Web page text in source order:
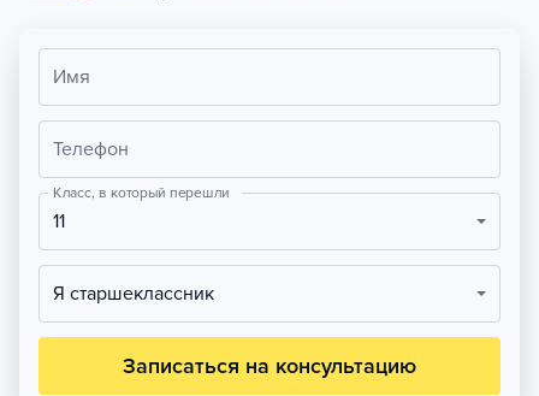
Имя
Телефон
Класс, в который перешли
11
Я старшеклассник
Записаться на консультацию